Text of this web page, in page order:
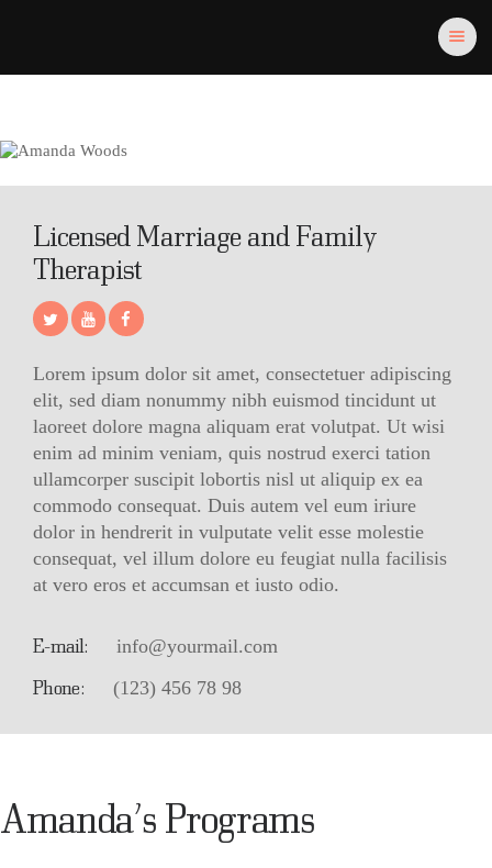
Salus Media
PORTOFOLIU
EVENIMENTE
PLATFORMA SALUS
CURSURI EFC/EMC
PARTENERI
CONTACT
Licensed Marriage and Family
Therapist
Lorem ipsum dolor sit amet, consectetuer adipiscing
elit, sed diam nonummy nibh euismod tincidunt ut
laoreet dolore magna aliquam erat volutpat. Ut wisi
enim ad minim veniam, quis nostrud exerci tation
ullamcorper suscipit lobortis nisl ut aliquip ex ea
commodo consequat. Duis autem vel eum iriure
dolor in hendrerit in vulputate velit esse molestie
consequat, vel illum dolore eu feugiat nulla facilisis
at vero eros et accumsan et iusto odio.
E-mail: info@yourmail.com
Phone: (123) 456 78 98
Amanda’s Programs